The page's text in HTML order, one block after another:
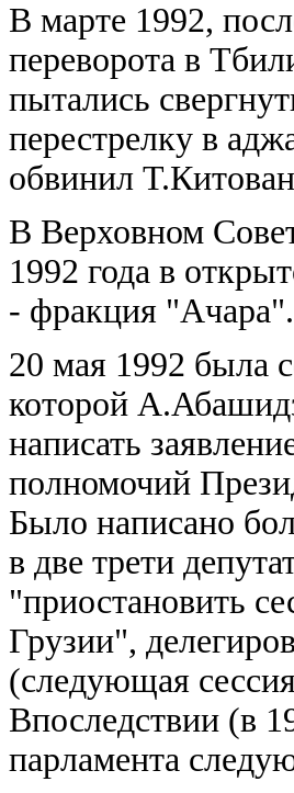
В марте 1992,
переворота в
пытались
перестрелку в
обвинил
В Верховном
1992 года в
- фракция "Ачара".
20 мая 1992 была
которой
написать
полномочий
Было написано
в две трети
"приостановить
Грузии",
(следующая
Впоследствии (в
парламента